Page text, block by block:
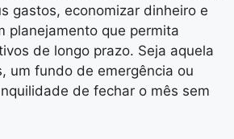
gastos, economizar dinheiro e
planejamento que permita
de longo prazo. Seja aquela
um fundo de emergência ou
de fechar o mês sem